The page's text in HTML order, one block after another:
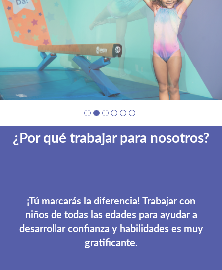
photo
¿Por qué trabajar para nosotros?
¡Tú marcarás la diferencia! Trabajar con
niños de todas las edades para ayudar a
desarrollar confianza y habilidades es muy
gratificante.